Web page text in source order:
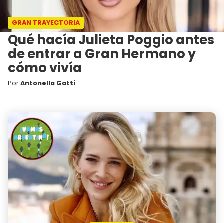
GRAN TRAYECTORIA
Qué hacía Julieta Poggio antes
de entrar a Gran Hermano y
cómo vivía
PorAntonella Gatti